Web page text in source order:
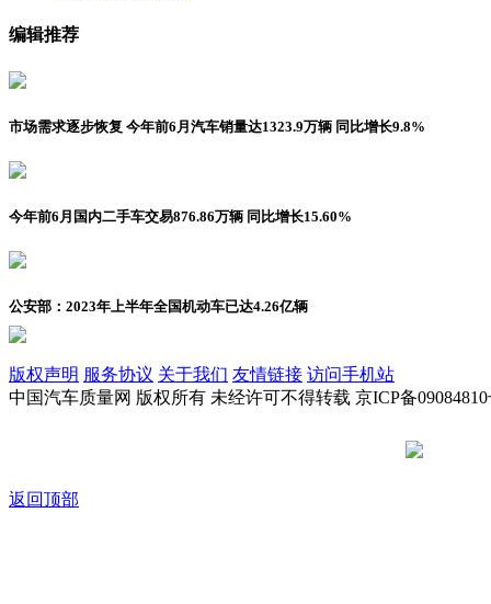
编辑推荐
市场需求逐步恢复 今年前6月汽车销量达1323.9万辆 同比增长9.8%
今年前6月国内二手车交易876.86万辆 同比增长15.60%
公安部：2023年上半年全国机动车已达4.26亿辆
版权声明 服务协议 关于我们 友情链接 访问手机站
中国汽车质量网 版权所有 未经许可不得转载 京ICP备09084810
返回顶部